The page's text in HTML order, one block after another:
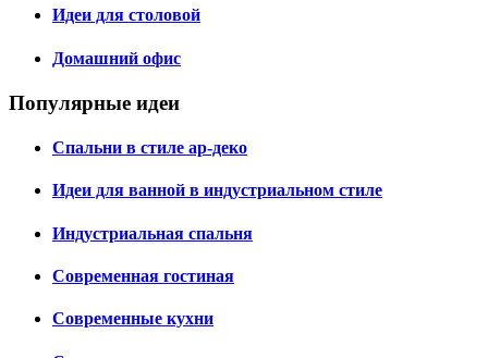
Идеи для столовой
Домашний офис
Популярные идеи
Спальни в стиле ар-деко
Идеи для ванной в индустриальном стиле
Индустриальная спальня
Современная гостиная
Современные кухни